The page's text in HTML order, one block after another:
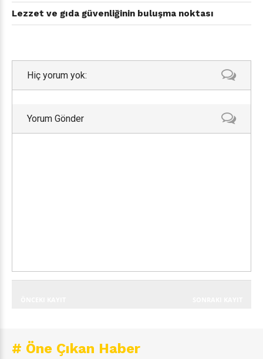
Lezzet ve gıda güvenliğinin buluşma noktası
Hiç yorum yok:
Yorum Gönder
# Öne Çıkan Haber